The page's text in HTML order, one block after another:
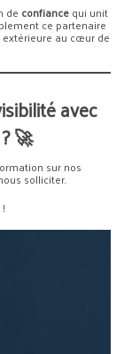
de confiancequi unit
ce partenaire
au cœur de
avec
🚀
sur nos
solliciter.